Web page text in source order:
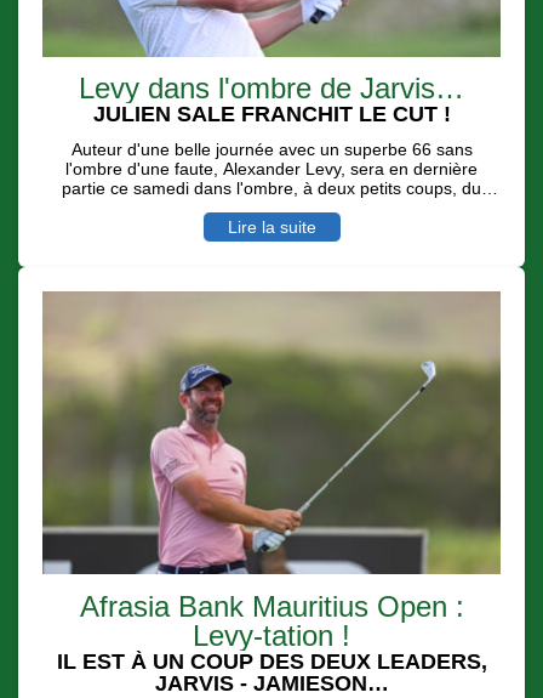
Levy dans l'ombre de Jarvis…
JULIEN SALE FRANCHIT LE CUT !
Auteur d'une belle journée avec un superbe 66 sans
l'ombre d'une faute, Alexander Levy, sera en dernière
partie ce samedi dans l'ombre, à deux petits coups, du
difficiles et dignes d'un Links. Le Réunionnais Julien Sale
au su - avec 7 birdies pour deux boggeys - se remettre en
Lire la suite
Afrasia Bank Mauritius Open :
Levy-tation !
IL EST À UN COUP DES DEUX LEADERS,
JARVIS - JAMIESON…